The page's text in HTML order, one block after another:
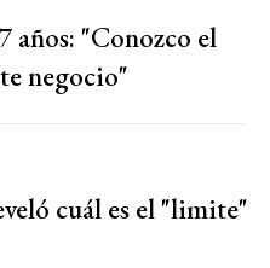
años: "Conozco el
negocio"
cuál es el "limite"